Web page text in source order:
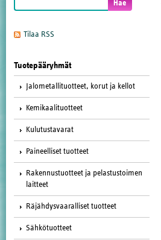
Tilaa RSS
Tuotepääryhmät
Jalometallituotteet, korut ja kellot
Kemikaalituotteet
Kulutustavarat
Paineelliset tuotteet
Rakennustuotteet ja pelastustoimen
laitteet
Räjähdysvaaralliset tuotteet
Sähkötuotteet